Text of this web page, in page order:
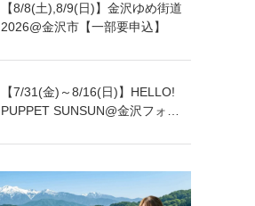
【8/8(土),8/9(日)】金沢ゆめ街道
2026@金沢市【一部要申込】
【7/31(金)～8/16(日)】HELLO!
PUPPET SUNSUN@金沢フォー